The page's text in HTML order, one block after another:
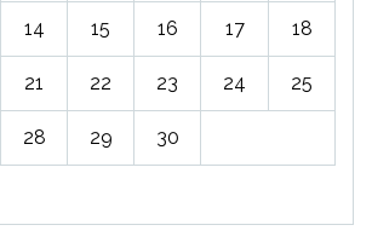
14 15 16 17 18
21 22 23 24 25
28 29 30